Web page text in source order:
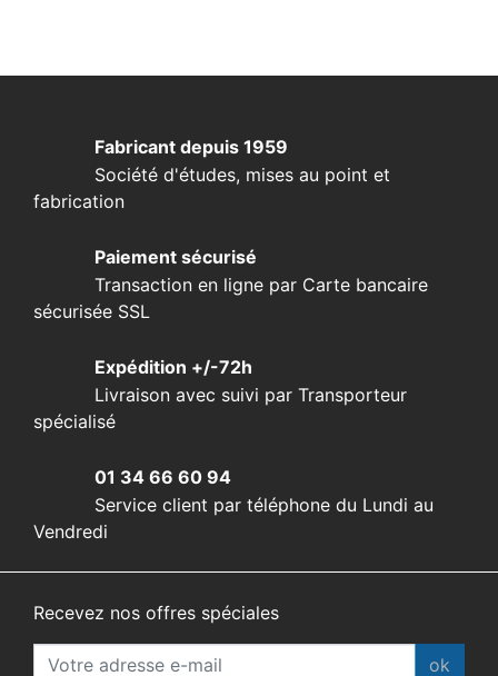
Fabricant depuis 1959
Société d'études, mises au point et
fabrication
Paiement sécurisé
Transaction en ligne par Carte bancaire
sécurisée SSL
Expédition +/-72h
Livraison avec suivi par Transporteur
spécialisé
01 34 66 60 94
Service client par téléphone du Lundi au
Vendredi
Recevez nos offres spéciales
ok